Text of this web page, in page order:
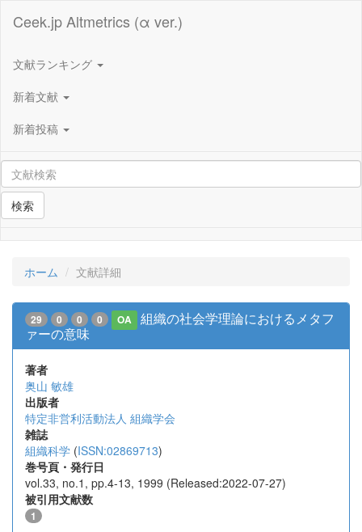
Ceek.jp Altmetrics (α ver.)
文献ランキング
新着文献
新着投稿
検索
ホーム 文献詳細
29 0 0 0 OA
組織の社会学理論におけるメタフ
ァーの意味
著者
奥山 敏雄
出版者
特定非営利活動法人 組織学会
雑誌
組織科学 (ISSN:02869713)
巻号頁・発行日
vol.33, no.1, pp.4-13, 1999 (Released:2022-07-27)
被引用文献数
1